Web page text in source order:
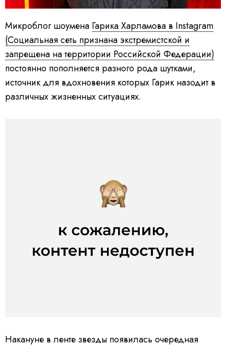
Микроблог шоумена Гарика Харламова в Instagram
(Социальная сеть признана экстремистской и
запрещена на территории Российской Федерации)
постоянно пополняется разного рода шутками,
источник для вдохновения которых Гарик назодит в
различных жизненных ситуациях.
Накануне в ленте звезды появилась очередная